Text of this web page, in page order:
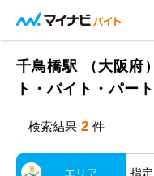
千鳥橋駅 （大阪府
ト・バイト・パー
検索結果 2 件
エリア 指